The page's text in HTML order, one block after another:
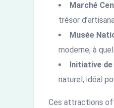
Marché
trésor
Musée
moderne, à
Initiative
naturel, idéal
Ces attractions